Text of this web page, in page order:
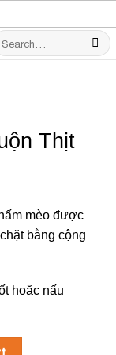
Thịt
mèo được
bằng cộng
hoặc nấu